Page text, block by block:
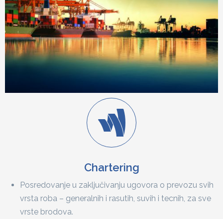
Chartering
Posredovanje u zaključivanju ugovora o prevozu svih
vrsta roba – generalnih i rasutih, suvih i tecnih, za sve
vrste brodova.